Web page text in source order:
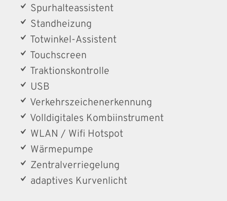
Spurhalteassistent
Standheizung
Totwinkel-Assistent
Touchscreen
Traktionskontrolle
USB
Verkehrszeichenerkennung
Volldigitales Kombiinstrument
WLAN / Wifi Hotspot
Wärmepumpe
Zentralverriegelung
adaptives Kurvenlicht